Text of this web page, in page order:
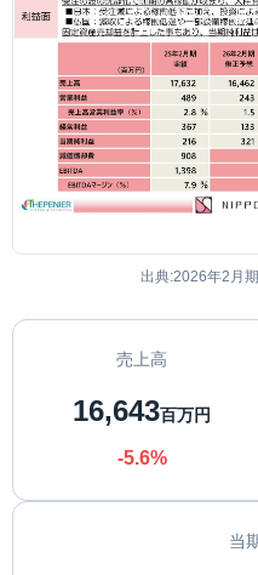
出典:2026年2月
売上高
16,643百万円
-5.6%
当